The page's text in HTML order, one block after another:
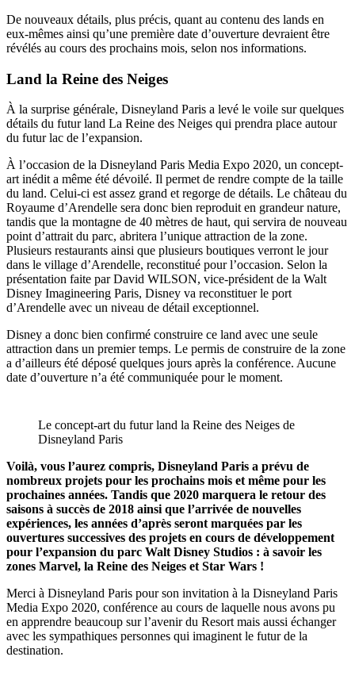
De nouveaux détails, plus précis, quant au contenu des lands en
eux-mêmes ainsi qu’une première date d’ouverture devraient être
révélés au cours des prochains mois, selon nos informations.
Land la Reine des Neiges
À la surprise générale, Disneyland Paris a levé le voile sur quelques
détails du futur land La Reine des Neiges qui prendra place autour
du futur lac de l’expansion.
À l’occasion de la Disneyland Paris Media Expo 2020, un concept-
art inédit a même été dévoilé. Il permet de rendre compte de la taille
du land. Celui-ci est assez grand et regorge de détails. Le château du
Royaume d’Arendelle sera donc bien reproduit en grandeur nature,
tandis que la montagne de 40 mètres de haut, qui servira de nouveau
point d’attrait du parc, abritera l’unique attraction de la zone.
Plusieurs restaurants ainsi que plusieurs boutiques verront le jour
dans le village d’Arendelle, reconstitué pour l’occasion. Selon la
présentation faite par David WILSON, vice-président de la Walt
Disney Imagineering Paris, Disney va reconstituer le port
d’Arendelle avec un niveau de détail exceptionnel.
Disney a donc bien confirmé construire ce land avec une seule
attraction dans un premier temps. Le permis de construire de la zone
a d’ailleurs été déposé quelques jours après la conférence. Aucune
date d’ouverture n’a été communiquée pour le moment.
Le concept-art du futur land la Reine des Neiges de
Disneyland Paris
Voilà, vous l’aurez compris, Disneyland Paris a prévu de
nombreux projets pour les prochains mois et même pour les
prochaines années. Tandis que 2020 marquera le retour des
saisons à succès de 2018 ainsi que l’arrivée de nouvelles
expériences, les années d’après seront marquées par les
ouvertures successives des projets en cours de développement
pour l’expansion du parc Walt Disney Studios : à savoir les
zones Marvel, la Reine des Neiges et Star Wars !
Merci à Disneyland Paris pour son invitation à la Disneyland Paris
Media Expo 2020, conférence au cours de laquelle nous avons pu
en apprendre beaucoup sur l’avenir du Resort mais aussi échanger
avec les sympathiques personnes qui imaginent le futur de la
destination.